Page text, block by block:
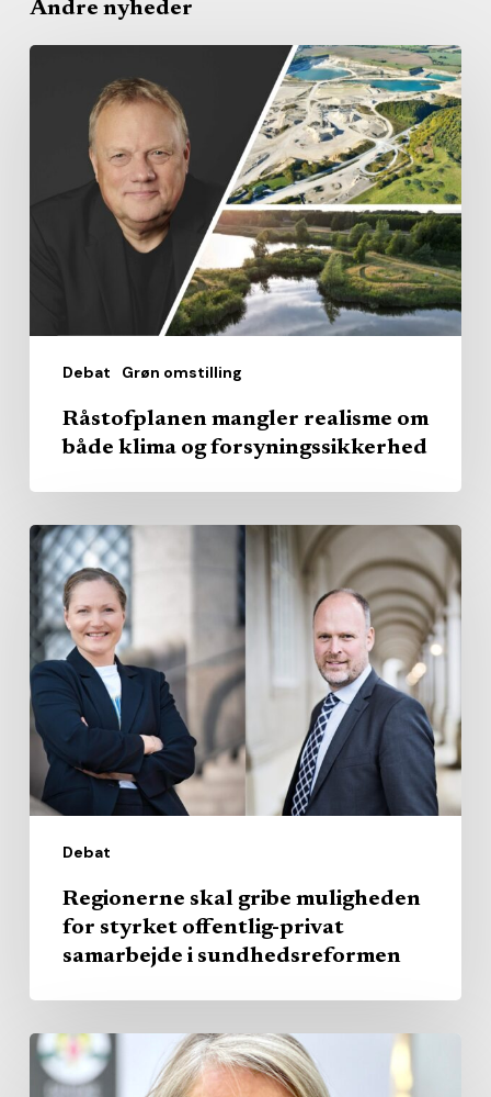
Andre nyheder
Debat Grøn omstilling
realisme
forsyningssikkerhed
Råstofplanen mangler realisme om
både klima og forsyningssikkerhed
Debat
Regionerne
skal
gribe
muligheden
for
styrket
offentlig-
privat
samarbejde
sundhedsreformen
Regionerne skal gribe muligheden
for styrket offentlig-privat
samarbejde i sundhedsreformen
Plejehjem
skal